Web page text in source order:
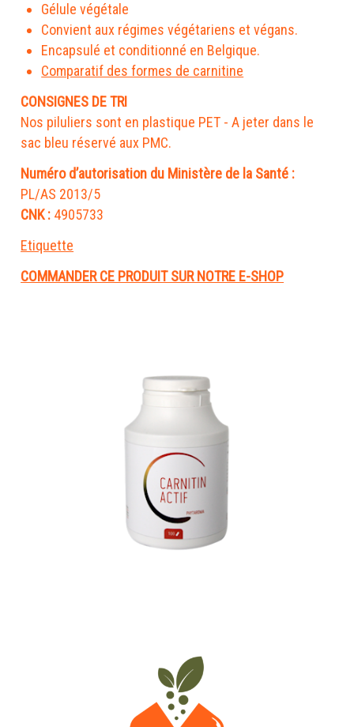
Gélule végétale
Convient aux régimes végétariens et végans.
Encapsulé et conditionné en Belgique.
Comparatif des formes de carnitine
CONSIGNES DE TRI
Nos piluliers sont en plastique PET - A jeter dans le
sac bleu réservé aux PMC.
Numéro d’autorisation du Ministère de la Santé :
CNK : 4905733
Etiquette
COMMANDER CE PRODUIT SUR NOTRE E-SHOP